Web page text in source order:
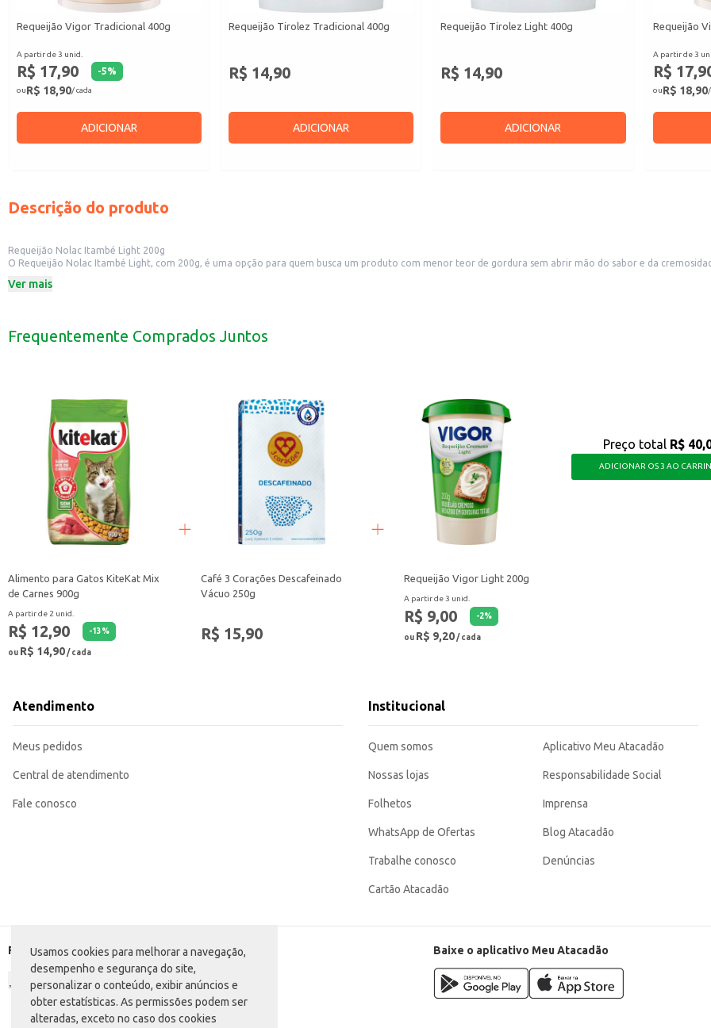
Usamos cookies para melhorar a navegação,
desempenho e segurança do site,
personalizar o conteúdo, exibir anúncios e
obter estatísticas. As permissões podem ser
alteradas, exceto no caso dos cookies
Requeijão Vigor Tradicional 400g
A partir de 3 unid.
R$ 17,90 -5%
ouR$ 18,90/ cada
ADICIONAR
Requeijão Tirolez Tradicional 400g
R$ 14,90
ADICIONAR
Requeijão Tirolez Light 400g
R$ 14,90
ADICIONAR
Requeijão
A partir de 3
R$
ouR$ 18,90/
Descrição do produto
Requeijão Nolac Itambé Light 200g
O Requeijão Nolac Itambé Light, com 200g, é uma opção para quem busca um produto com menor teor de gordura sem abrir mão do sabor e da
Dicas de Uso:
O Requeijão Nolac Itambé Light é uma escolha prática e saborosa para quem busca uma alimentação equilibrada, sem abrir mão do prazer de consumir um
Ver mais
Frequentemente Comprados Juntos
Alimento para Gatos KiteKat Mix
de Carnes 900g
A partir de 2 unid.
R$ 12,90 -13%
ou R$ 14,90/ cada
Café 3 Corações Descafeinado
Vácuo 250g
R$ 15,90
Requeijão Vigor Light 200g
A partir de 3 unid.
R$ 9,00 -2%
ou R$ 9,20/ cada
Preço total R$
ADICIONAR OS 3 AO
Atendimento
Meus pedidos
Central de atendimento
Fale conosco
Institucional
Quem somos
Nossas lojas
Folhetos
WhatsApp de Ofertas
Trabalhe conosco
Cartão Atacadão
Aplicativo Meu Atacadão
Responsabilidade Social
Imprensa
Blog Atacadão
Denúncias
Formas de pagamento Baixe o aplicativo Meu Atacadão